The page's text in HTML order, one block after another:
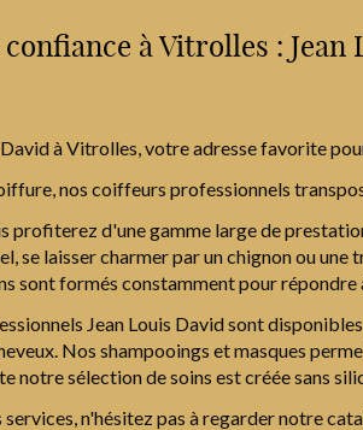
à Vitrolles : Jean
David à Vitrolles, votre adresse favorite
nos coiffeurs professionnels
profiterez d'une gamme large de
se laisser charmer par un chignon ou
sont formés constamment pour
Jean Louis David sont
Nos shampooings et masques
notre sélection de soins est créée sans
services, n'hésitez pas à regarder notre